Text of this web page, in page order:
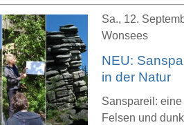
Sa., 12.
Wonsees
NEU:
in der Natur
Sanspareil:
Felsen und